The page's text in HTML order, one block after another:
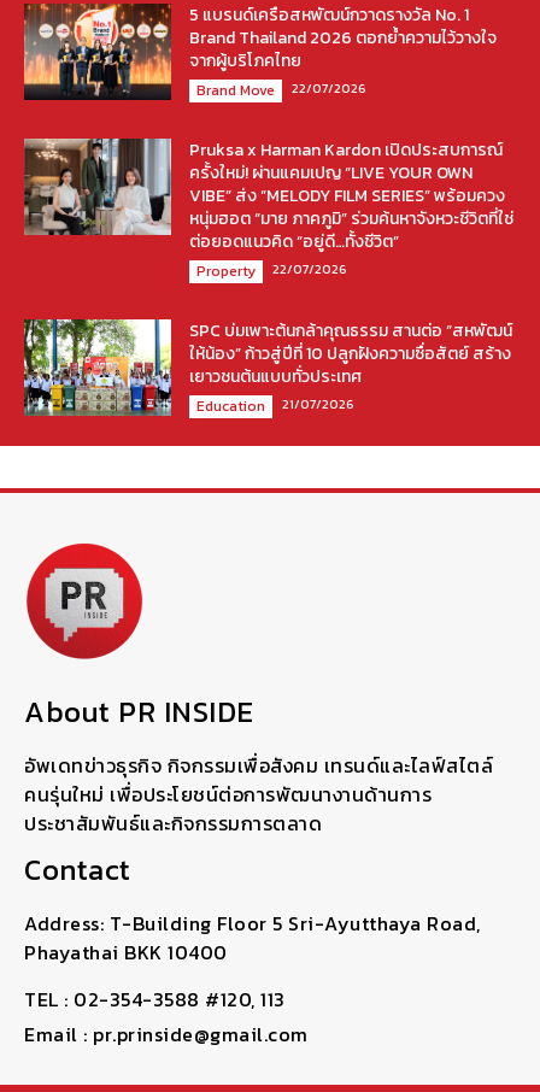
5 แบรนด์เครือสหพัฒน์กวาดรางวัล No. 1
Brand Thailand 2026 ตอกย้ำความไว้วางใจ
จากผู้บริโภคไทย
Brand Move 22/07/2026
Pruksa x Harman Kardon เปิดประสบการณ์
ครั้งใหม่! ผ่านแคมเปญ “LIVE YOUR OWN
VIBE” ส่ง “MELODY FILM SERIES” พร้อมควง
หนุ่มฮอต “มาย ภาคภูมิ” ร่วมค้นหาจังหวะชีวิตที่ใช่
ต่อยอดแนวคิด “อยู่ดี…ทั้งชีวิต”
Property 22/07/2026
SPC บ่มเพาะต้นกล้าคุณธรรม สานต่อ “สหพัฒน์
ให้น้อง” ก้าวสู่ปีที่ 10 ปลูกฝังความซื่อสัตย์ สร้าง
เยาวชนต้นแบบทั่วประเทศ
Education 21/07/2026
About PR INSIDE
อัพเดทข่าวธุรกิจ กิจกรรมเพื่อสังคม เทรนด์และไลฟ์สไตล์
คนรุ่นใหม่ เพื่อประโยชน์ต่อการพัฒนางานด้านการ
ประชาสัมพันธ์และกิจกรรมการตลาด
Contact
Address: T-Building Floor 5 Sri-Ayutthaya Road,
Phayathai BKK 10400
TEL : 02-354-3588 #120, 113
Email : pr.prinside@gmail.com